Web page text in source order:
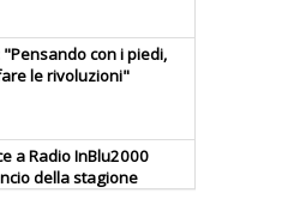
con i piedi,
le rivoluzioni"
a Radio InBlu2000
della stagione